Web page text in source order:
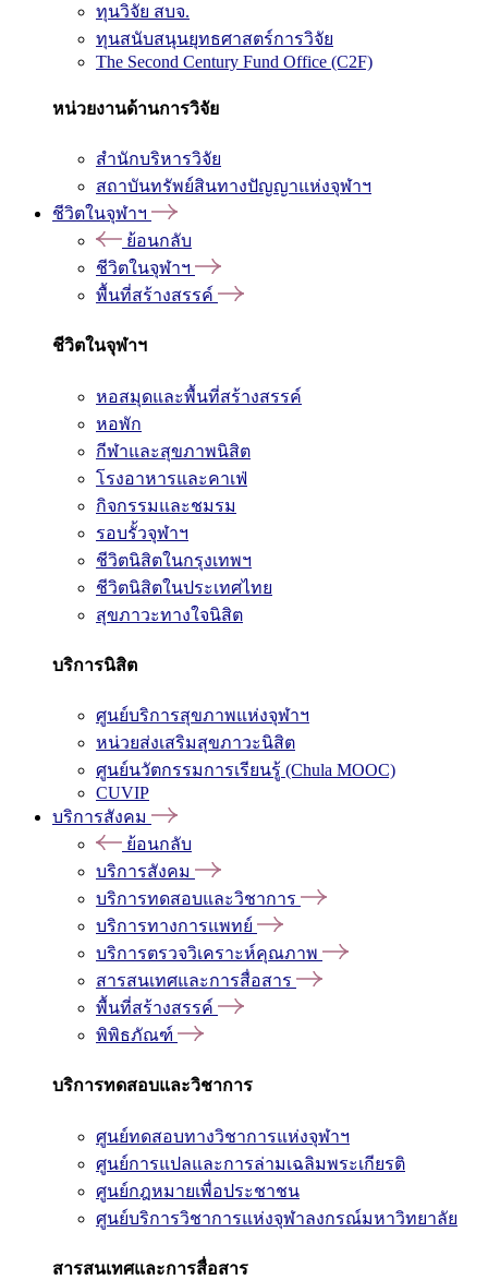
ทุนวิจัย สบจ.
ทุนสนับสนุนยุทธศาสตร์การวิจัย
The Second Century Fund Office (C2F)
หน่วยงานด้านการวิจัย
สำนักบริหารวิจัย
สถาบันทรัพย์สินทางปัญญาแห่งจุฬาฯ
ชีวิตในจุฬาฯ
ย้อนกลับ
ชีวิตในจุฬาฯ
พื้นที่สร้างสรรค์
ชีวิตในจุฬาฯ
หอสมุดและพื้นที่สร้างสรรค์
หอพัก
กีฬาและสุขภาพนิสิต
โรงอาหารและคาเฟ่
กิจกรรมและชมรม
รอบรั้วจุฬาฯ
ชีวิตนิสิตในกรุงเทพฯ
ชีวิตนิสิตในประเทศไทย
สุขภาวะทางใจนิสิต
บริการนิสิต
ศูนย์บริการสุขภาพแห่งจุฬาฯ
หน่วยส่งเสริมสุขภาวะนิสิต
ศูนย์นวัตกรรมการเรียนรู้ (Chula MOOC)
CUVIP
บริการสังคม
ย้อนกลับ
บริการสังคม
บริการทดสอบและวิชาการ
บริการทางการแพทย์
บริการตรวจวิเคราะห์คุณภาพ
สารสนเทศและการสื่อสาร
พื้นที่สร้างสรรค์
พิพิธภัณฑ์
บริการทดสอบและวิชาการ
ศูนย์ทดสอบทางวิชาการแห่งจุฬาฯ
ศูนย์การแปลและการล่ามเฉลิมพระเกียรติ
ศูนย์กฎหมายเพื่อประชาชน
ศูนย์บริการวิชาการแห่งจุฬาลงกรณ์มหาวิทยาลัย
สารสนเทศและการสื่อสาร